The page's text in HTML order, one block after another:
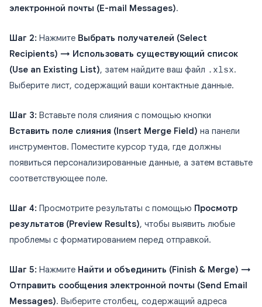
электронной почты (E-mail Messages).
Шаг 2: Нажмите Выбрать получателей (Select
Recipients) → Использовать существующий список
(Use an Existing List), затем найдите ваш файл .xlsx.
Выберите лист, содержащий ваши контактные данные.
Шаг 3: Вставьте поля слияния с помощью кнопки
Вставить поле слияния (Insert Merge Field) на панели
инструментов. Поместите курсор туда, где должны
появиться персонализированные данные, а затем вставьте
соответствующее поле.
Шаг 4: Просмотрите результаты с помощью Просмотр
результатов (Preview Results), чтобы выявить любые
проблемы с форматированием перед отправкой.
Шаг 5: Нажмите Найти и объединить (Finish & Merge) →
Отправить сообщения электронной почты (Send Email
Messages). Выберите столбец, содержащий адреса